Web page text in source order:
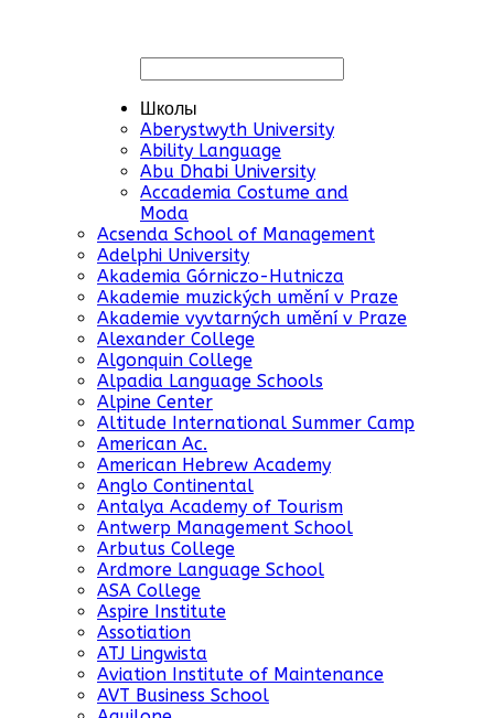
Школы
Aberystwyth University
Ability Language
Abu Dhabi University
Accademia Costume and
Moda
Acsenda School of Management
Adelphi University
Akademia Górniczo-Hutnicza
Akademie muzických umění v Praze
Akademie vyvtarných umění v Praze
Alexander College
Algonquin College
Alpadia Language Schools
Alpine Center
Altitude International Summer Camp
American Ac.
American Hebrew Academy
Anglo Continental
Antalya Academy of Tourism
Antwerp Management School
Arbutus College
Ardmore Language School
ASA College
Aspire Institute
Assotiation
ATJ Lingwista
Aviation Institute of Maintenance
AVT Business School